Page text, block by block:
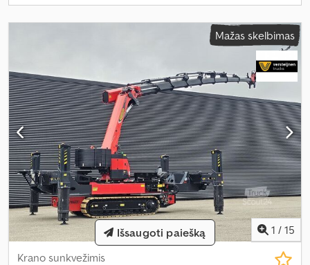
Mažas skelbimas
1 / 15
Krano sunkvežimis
Išsaugoti paiešką